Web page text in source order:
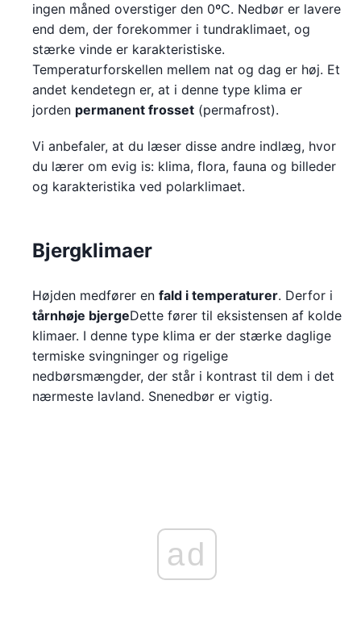
ingen måned overstiger den 0ºC. Nedbør er lavere
end dem, der forekommer i tundraklimaet, og
stærke vinde er karakteristiske.
Temperaturforskellen mellem nat og dag er høj. Et
andet kendetegn er, at i denne type klima er
jorden permanent frosset (permafrost).
Vi anbefaler, at du læser disse andre indlæg, hvor
du lærer om evig is: klima, flora, fauna og billeder
og karakteristika ved polarklimaet.
Bjergklimaer
Højden medfører en fald i temperaturer. Derfor i
tårnhøje bjergeDette fører til eksistensen af kolde
klimaer. I denne type klima er der stærke daglige
termiske svingninger og rigelige
nedbørsmængder, der står i kontrast til dem i det
nærmeste lavland. Snenedbør er vigtig.
ad